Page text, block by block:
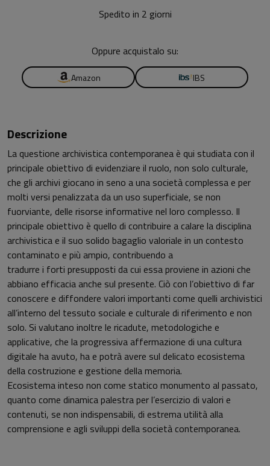
Spedito in 2 giorni
Oppure acquistalo su:
Amazon IBS
Descrizione
La questione archivistica contemporanea è qui studiata con il
principale obiettivo di evidenziare il ruolo, non solo culturale,
che gli archivi giocano in seno a una società complessa e per
molti versi penalizzata da un uso superficiale, se non
fuorviante, delle risorse informative nel loro complesso. Il
principale obiettivo è quello di contribuire a calare la disciplina
archivistica e il suo solido bagaglio valoriale in un contesto
contaminato e più ampio, contribuendo a
tradurre i forti presupposti da cui essa proviene in azioni che
abbiano efficacia anche sul presente. Ciò con l’obiettivo di far
conoscere e diffondere valori importanti come quelli archivistici
all’interno del tessuto sociale e culturale di riferimento e non
solo. Si valutano inoltre le ricadute, metodologiche e
applicative, che la progressiva affermazione di una cultura
digitale ha avuto, ha e potrà avere sul delicato ecosistema
della costruzione e gestione della memoria.
Ecosistema inteso non come statico monumento al passato,
quanto come dinamica palestra per l’esercizio di valori e
contenuti, se non indispensabili, di estrema utilità alla
comprensione e agli sviluppi della società contemporanea.